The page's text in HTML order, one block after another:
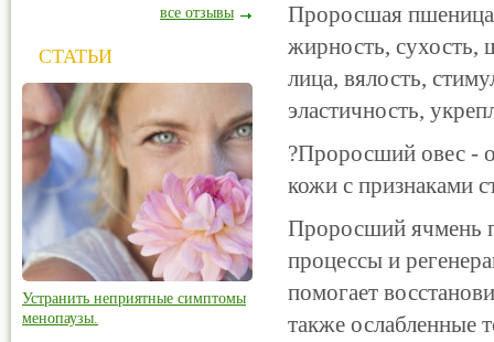
Проросшая пшеница
жирность, сухость,
лица, вялость,
эластичность,
?Проросший овес -
кожи с признаками
Проросший ячмень
процессы и
помогает
также ослабленные
все отзывы
СТАТЬИ
Устранить неприятные симптомы
менопаузы.